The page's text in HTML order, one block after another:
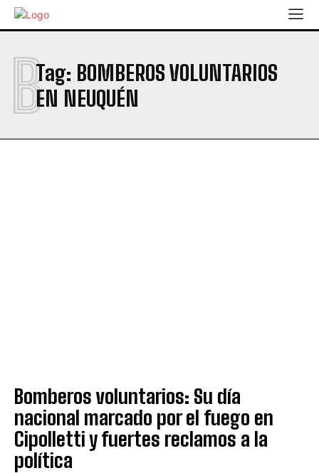
Tag: BOMBEROS VOLUNTARIOS
EN NEUQUÉN
B
Bomberos voluntarios: Su día
nacional marcado por el fuego en
Cipolletti y fuertes reclamos a la
política